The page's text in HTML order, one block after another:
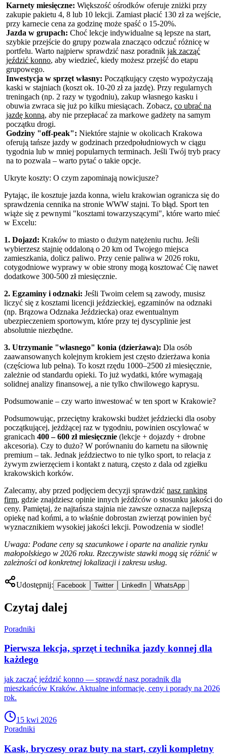
Karnety miesięczne: Większość ośrodków oferuje zniżki przy
zakupie pakietu 4, 8 lub 10 lekcji. Zamiast płacić 130 zł za wejście,
przy karnecie cena za godzinę może spaść o 15-20%.
Jazda w grupach: Choć lekcje indywidualne są lepsze na start,
szybkie przejście do grupy pozwala znacząco odczuć różnicę w
portfelu. Warto najpierw sprawdzić nasz poradnik jak zacząć
jeździć konno, aby wiedzieć, kiedy możesz przejść do etapu
grupowego.
Inwestycja w sprzęt własny: Początkujący często wypożyczają
kaski w stajniach (koszt ok. 10-20 zł za jazdę). Przy regularnych
treningach (np. 2 razy w tygodniu), zakup własnego kasku i
obuwia zwraca się już po kilku miesiącach. Zobacz, co ubrać na
jazdę konną, aby nie przepłacać za markowe gadżety na samym
początku drogi.
Godziny "off-peak": Niektóre stajnie w okolicach Krakowa
oferują tańsze jazdy w godzinach przedpołudniowych w ciągu
tygodnia lub w mniej popularnych terminach. Jeśli Twój tryb pracy
na to pozwala – warto pytać o takie opcje.
Ukryte koszty: O czym zapominają nowicjusze?
Pytając, ile kosztuje jazda konna, wielu krakowian ogranicza się do
sprawdzenia cennika na stronie WWW stajni. To błąd. Sport ten
wiąże się z pewnymi "kosztami towarzyszącymi", które warto mieć
w Excelu:
1. Dojazd: Kraków to miasto o dużym natężeniu ruchu. Jeśli
wybierzesz stajnię oddaloną o 20 km od Twojego miejsca
zamieszkania, dolicz paliwo. Przy cenie paliwa w 2026 roku,
cotygodniowe wyprawy w obie strony mogą kosztować Cię nawet
dodatkowe 300-500 zł miesięcznie.
2. Egzaminy i odznaki: Jeśli Twoim celem są zawody, musisz
liczyć się z kosztami licencji jeździeckiej, egzaminów na odznaki
(np. Brązowa Odznaka Jeździecka) oraz ewentualnym
ubezpieczeniem sportowym, które przy tej dyscyplinie jest
absolutnie niezbędne.
3. Utrzymanie "własnego" konia (dzierżawa): Dla osób
zaawansowanych kolejnym krokiem jest często dzierżawa konia
(częściowa lub pełna). To koszt rzędu 1000–2500 zł miesięcznie,
zależnie od standardu opieki. To już wydatki, które wymagają
solidnej analizy finansowej, a nie tylko chwilowego kaprysu.
Podsumowanie – czy warto inwestować w ten sport w Krakowie?
Podsumowując, przeciętny krakowski budżet jeździecki dla osoby
początkującej, jeżdżącej raz w tygodniu, powinien oscylować w
granicach 400 – 600 zł miesięcznie (lekcje + dojazdy + drobne
akcesoria). Czy to dużo? W porównaniu do karnetu na siłownię
premium – tak. Jednak jeździectwo to nie tylko sport, to relacja z
żywym zwierzęciem i kontakt z naturą, często z dala od zgiełku
krakowskich korków.
Zalecamy, aby przed podjęciem decyzji sprawdzić nasz ranking
firm, gdzie znajdziesz opinie innych jeźdźców o stosunku jakości do
ceny. Pamiętaj, że najtańsza stajnia nie zawsze oznacza najlepszą
opiekę nad końmi, a to właśnie dobrostan zwierząt powinien być
wyznacznikiem wysokiej jakości lekcji. Powodzenia w siodle!
Uwaga: Podane ceny są szacunkowe i oparte na analizie rynku
małopolskiego w 2026 roku. Rzeczywiste stawki mogą się różnić w
zależności od konkretnej lokalizacji i zakresu usług.
Udostępnij: Facebook Twitter LinkedIn WhatsApp
Czytaj dalej
Poradniki
Pierwsza lekcja, sprzęt i technika jazdy konnej dla
każdego
jak zacząć jeździć konno — sprawdź nasz poradnik dla
mieszkańców Kraków. Aktualne informacje, ceny i porady na 2026
rok.
15 kwi 2026
Poradniki
Kask, bryczesy oraz buty na start, czyli kompletny